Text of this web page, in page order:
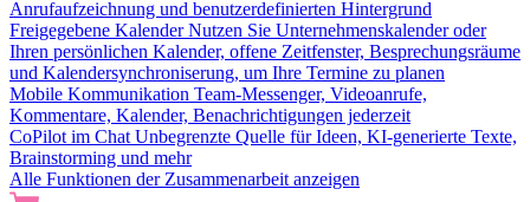
Anrufaufzeichnung und benutzerdefinierten Hintergrund
Freigegebene Kalender Nutzen Sie Unternehmenskalender oder
Ihren persönlichen Kalender, offene Zeitfenster, Besprechungsräume
und Kalendersynchroniserung, um Ihre Termine zu planen
Mobile Kommunikation Team-Messenger, Videoanrufe,
Kommentare, Kalender, Benachrichtigungen jederzeit
CoPilot im Chat Unbegrenzte Quelle für Ideen, KI-generierte Texte,
Brainstorming und mehr
Alle Funktionen der Zusammenarbeit anzeigen